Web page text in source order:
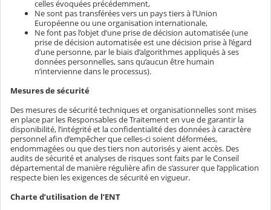
celles évoquées précédemment,
Ne sont pas transférées vers un pays tiers à l’Union
Européenne ou une organisation internationale,
Ne font pas l’objet d’une prise de décision automatisée (une
prise de décision automatisée est une décision prise à l’égard
d’une personne, par le biais d’algorithmes appliqués à ses
données personnelles, sans qu’aucun être humain
n’intervienne dans le processus).
Mesures de sécurité
Des mesures de sécurité techniques et organisationnelles sont mises
en place par les Responsables de Traitement en vue de garantir la
disponibilité, l’intégrité et la confidentialité des données à caractère
personnel afin d’empêcher que celles-ci soient déformées,
endommagées ou que des tiers non autorisés y aient accès. Des
audits de sécurité et analyses de risques sont faits par le Conseil
départemental de manière régulière afin de s’assurer que l’application
respecte bien les exigences de sécurité en vigueur.
Charte d’utilisation de l’ENT